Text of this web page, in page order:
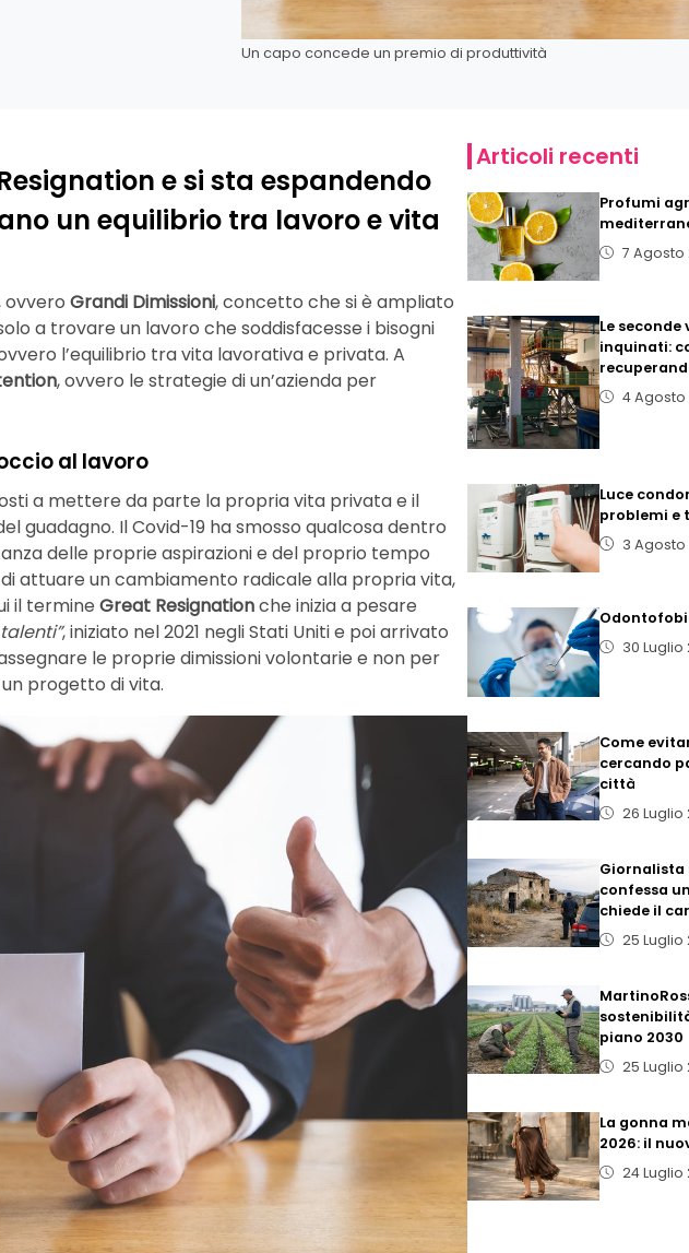
Un capo concede un premio di produttività
e si sta espandendo
un equilibrio tra lavoro e vita
ovvero Grandi Dimissioni, concetto che si è ampliato
a trovare un lavoro che soddisfacesse i bisogni
l’equilibrio tra vita lavorativa e privata. A
, ovvero le strategie di un’azienda per
al lavoro
a mettere da parte la propria vita privata e il
guadagno. Il Covid-19 ha smosso qualcosa dentro
delle proprie aspirazioni e del proprio tempo
attuare un cambiamento radicale alla propria vita,
il termine Great Resignationche inizia a pesare
, iniziato nel 2021 negli Stati Uniti e poi arrivato
le proprie dimissioni volontarie e non per
progetto di vita.
Articoli recenti
Profumi
7 Agosto
Le
inquinati:
4 Agosto
Luce
problemi e
3 Agosto
30 Luglio
Come
cercando
città
26 Luglio
Giornalista
confessa
chiede il
25 Luglio
piano 2030
25 Luglio
La gonna
2026: il
24 Luglio